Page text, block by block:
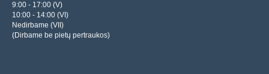
9:00 - 17:00 (V)
10:00 - 14:00 (VI)
Nedirbame (VII)
(Dirbame be pietų pertraukos)